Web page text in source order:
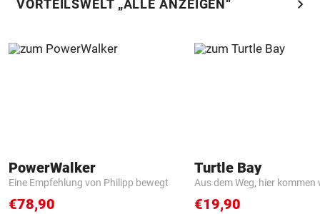
VORTEILSWELT „ALLE ANZEIGEN“
PowerWalker
Eine Empfehlung von Philipp bewegt
€78,90
Turtle Bay
Aus dem Weg, hier kommen
€19,90